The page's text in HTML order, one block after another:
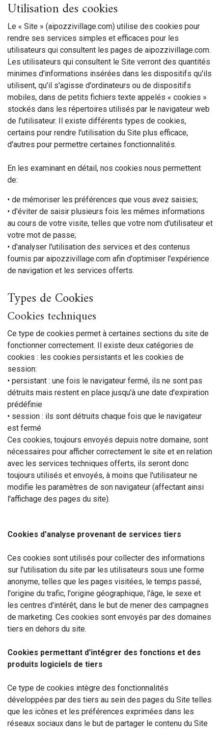
Utilisation des cookies
Le « Site » (aipozzivillage.com) utilise des cookies pour
rendre ses services simples et efficaces pour les
utilisateurs qui consultent les pages de aipozzivillage.com.
Les utilisateurs qui consultent le Site verront des quantités
minimes d'informations insérées dans les dispositifs qu'ils
utilisent, qu'il s'agisse d'ordinateurs ou de dispositifs
mobiles, dans de petits fichiers texte appelés « cookies »
stockés dans les répertoires utilisés par le navigateur web
de l'utilisateur. Il existe différents types de cookies,
certains pour rendre l'utilisation du Site plus efficace,
d'autres pour permettre certaines fonctionnalités.
En les examinant en détail, nos cookies nous permettent
de:
• de mémoriser les préférences que vous avez saisies;
• d'éviter de saisir plusieurs fois les mêmes informations
au cours de votre visite, telles que votre nom d'utilisateur et
votre mot de passe;
• d'analyser l'utilisation des services et des contenus
fournis par aipozzivillage.com afin d'optimiser l'expérience
de navigation et les services offerts.
Types de Cookies
Cookies techniques
Ce type de cookies permet à certaines sections du site de
fonctionner correctement. Il existe deux catégories de
cookies : les cookies persistants et les cookies de
session:
• persistant : une fois le navigateur fermé, ils ne sont pas
détruits mais restent en place jusqu'à une date d'expiration
prédéfinie
• session : ils sont détruits chaque fois que le navigateur
est fermé
Ces cookies, toujours envoyés depuis notre domaine, sont
nécessaires pour afficher correctement le site et en relation
avec les services techniques offerts, ils seront donc
toujours utilisés et envoyés, à moins que l'utilisateur ne
modifie les paramètres de son navigateur (affectant ainsi
l'affichage des pages du site).
Cookies d'analyse provenant de services tiers
Ces cookies sont utilisés pour collecter des informations
sur l'utilisation du site par les utilisateurs sous une forme
anonyme, telles que les pages visitées, le temps passé,
l'origine du trafic, l'origine géographique, l'âge, le sexe et
les centres d'intérêt, dans le but de mener des campagnes
de marketing. Ces cookies sont envoyés par des domaines
tiers en dehors du site.
Cookies permettant d'intégrer des fonctions et des
produits logiciels de tiers
Ce type de cookies intègre des fonctionnalités
développées par des tiers au sein des pages du Site telles
que les icônes et les préférences exprimées dans les
réseaux sociaux dans le but de partager le contenu du Site